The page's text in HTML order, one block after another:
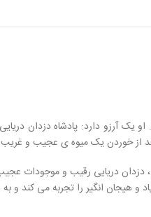
آرزو دارد: پادشاه دزدان
از خوردن یک میوه ی عجیب و غریب
دزدان دریایی رقیب و موجودات
و هیجان انگیر را تجربه می کند و